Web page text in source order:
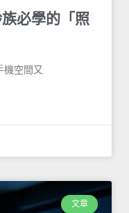
必學的「照
機空間又
文章